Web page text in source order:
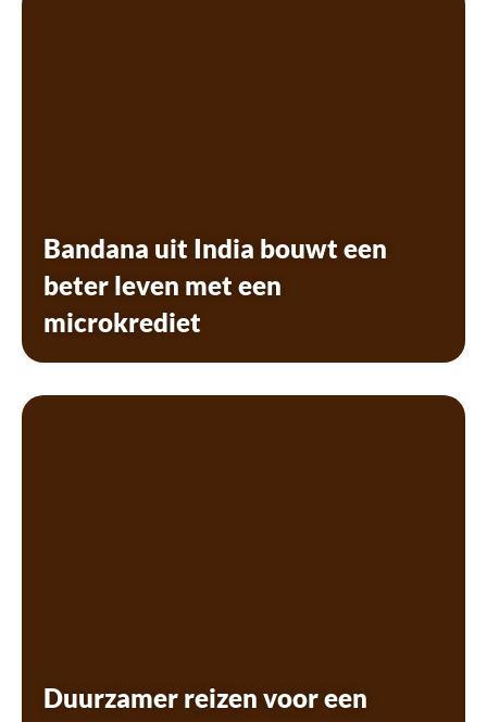
Bandana uit India bouwt een
beter leven met een
microkrediet
Duurzamer reizen voor een